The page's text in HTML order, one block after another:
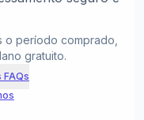
o período comprado,
gratuito.
FAQs